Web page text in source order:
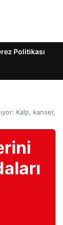
Politikası
Kalp, kanser,